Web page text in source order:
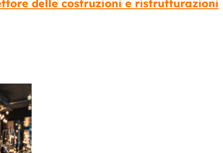
delle costruzioni e ristrutturazioni